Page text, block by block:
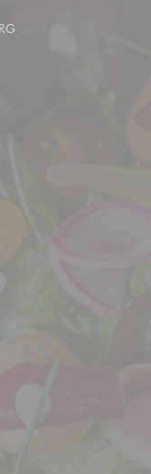
((åbner i et nyt vindue))